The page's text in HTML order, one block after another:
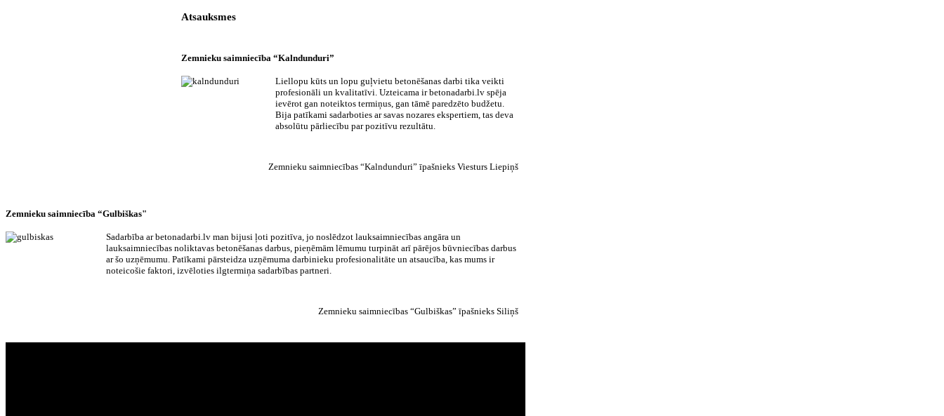
Atsauksmes
Zemnieku saimniecība “Kalndunduri”
Liellopu kūts un lopu guļvietu betonēšanas darbi tika veikti
profesionāli un kvalitatīvi. Uzteicama ir betonadarbi.lv spēja
ievērot gan noteiktos termiņus, gan tāmē paredzēto budžetu.
Bija patīkami sadarboties ar savas nozares ekspertiem, tas deva
absolūtu pārliecību par pozitīvu rezultātu.
Zemnieku saimniecības “Kalndunduri” īpašnieks Viesturs Liepiņš
Zemnieku saimniecība “Gulbiškas"
Sadarbība ar betonadarbi.lv man bijusi ļoti pozitīva, jo noslēdzot lauksaimniecības angāra un
lauksaimniecības noliktavas betonēšanas darbus, pieņēmām lēmumu turpināt arī pārējos būvniecības darbus
ar šo uzņēmumu. Patīkami pārsteidza uzņēmuma darbinieku profesionalitāte un atsaucība, kas mums ir
noteicošie faktori, izvēloties ilgtermiņa sadarbības partneri.
Zemnieku saimniecības “Gulbiškas” īpašnieks Siliņš